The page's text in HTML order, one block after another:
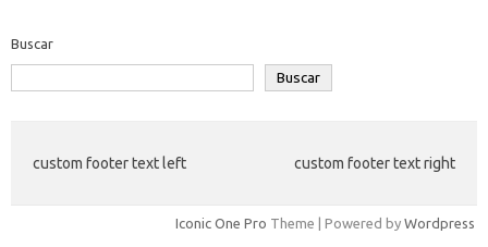
Buscar
Buscar
custom footer text left custom footer text right
Iconic One Pro Theme | Powered by Wordpress